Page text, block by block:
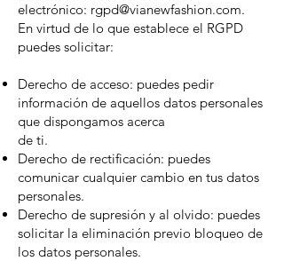
electrónico: rgpd@vianewfashion.com.
En virtud de lo que establece el RGPD
puedes solicitar:
Derecho de acceso: puedes pedir
información de aquellos datos personales
que dispongamos acerca
de ti.
Derecho de rectificación: puedes
comunicar cualquier cambio en tus datos
personales.
Derecho de supresión y al olvido: puedes
solicitar la eliminación previo bloqueo de
los datos personales.